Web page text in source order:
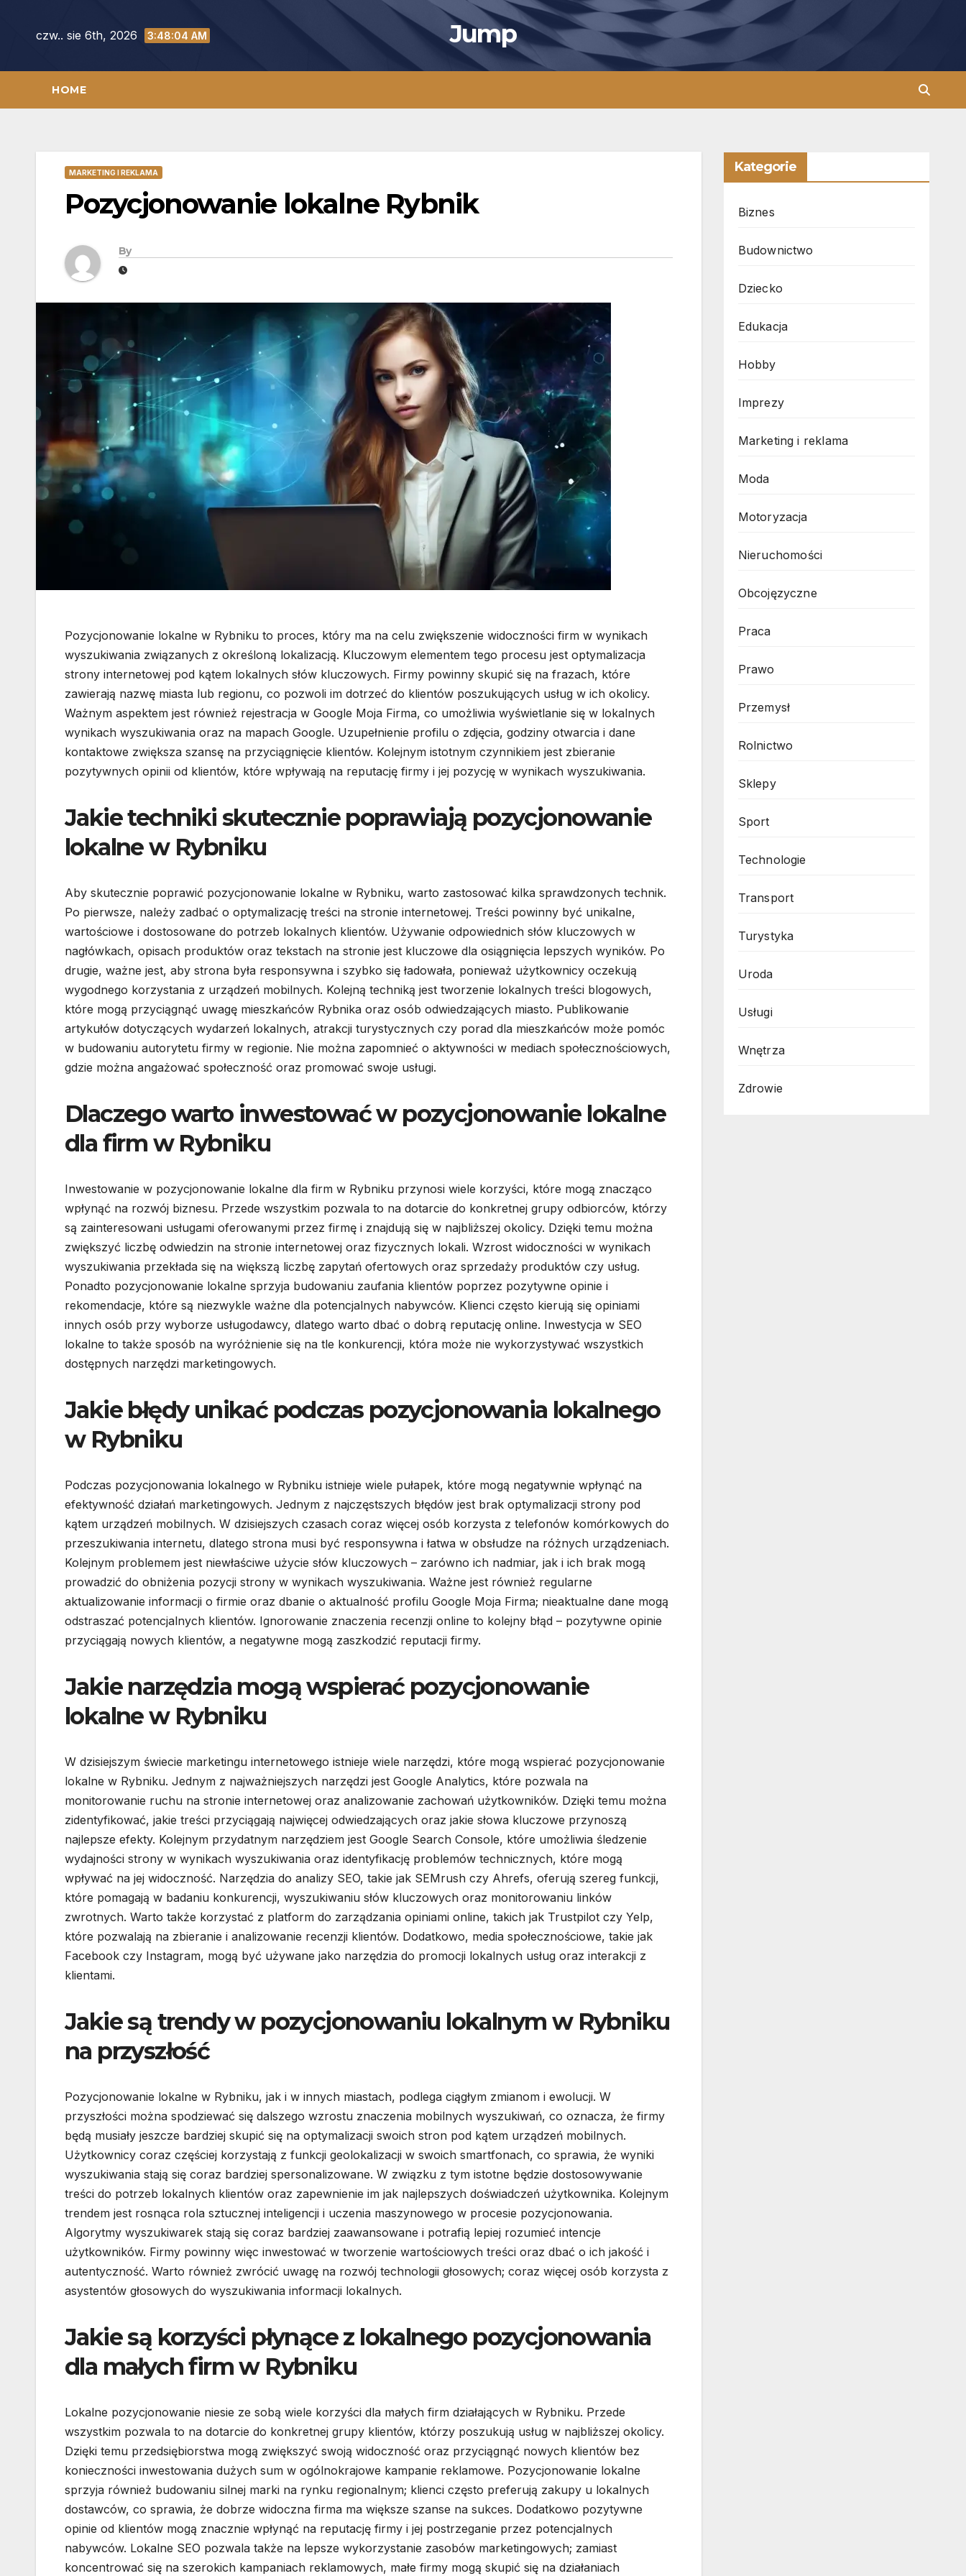
czw.. sie 6th, 2026 3:48:05 AM Jump
HOME
MARKETING I REKLAMA
Pozycjonowanie lokalne Rybnik
By
Pozycjonowanie lokalne w Rybniku to proces, który ma na celu zwiększenie widoczności firm w wynikach
wyszukiwania związanych z określoną lokalizacją. Kluczowym elementem tego procesu jest optymalizacja
strony internetowej pod kątem lokalnych słów kluczowych. Firmy powinny skupić się na frazach, które
zawierają nazwę miasta lub regionu, co pozwoli im dotrzeć do klientów poszukujących usług w ich okolicy.
Ważnym aspektem jest również rejestracja w Google Moja Firma, co umożliwia wyświetlanie się w lokalnych
wynikach wyszukiwania oraz na mapach Google. Uzupełnienie profilu o zdjęcia, godziny otwarcia i dane
kontaktowe zwiększa szansę na przyciągnięcie klientów. Kolejnym istotnym czynnikiem jest zbieranie
pozytywnych opinii od klientów, które wpływają na reputację firmy i jej pozycję w wynikach wyszukiwania.
Jakie techniki skutecznie poprawiają pozycjonowanie
lokalne w Rybniku
Aby skutecznie poprawić pozycjonowanie lokalne w Rybniku, warto zastosować kilka sprawdzonych technik.
Po pierwsze, należy zadbać o optymalizację treści na stronie internetowej. Treści powinny być unikalne,
wartościowe i dostosowane do potrzeb lokalnych klientów. Używanie odpowiednich słów kluczowych w
nagłówkach, opisach produktów oraz tekstach na stronie jest kluczowe dla osiągnięcia lepszych wyników. Po
drugie, ważne jest, aby strona była responsywna i szybko się ładowała, ponieważ użytkownicy oczekują
wygodnego korzystania z urządzeń mobilnych. Kolejną techniką jest tworzenie lokalnych treści blogowych,
które mogą przyciągnąć uwagę mieszkańców Rybnika oraz osób odwiedzających miasto. Publikowanie
artykułów dotyczących wydarzeń lokalnych, atrakcji turystycznych czy porad dla mieszkańców może pomóc
w budowaniu autorytetu firmy w regionie. Nie można zapomnieć o aktywności w mediach społecznościowych,
gdzie można angażować społeczność oraz promować swoje usługi.
Dlaczego warto inwestować w pozycjonowanie lokalne
dla firm w Rybniku
Inwestowanie w pozycjonowanie lokalne dla firm w Rybniku przynosi wiele korzyści, które mogą znacząco
wpłynąć na rozwój biznesu. Przede wszystkim pozwala to na dotarcie do konkretnej grupy odbiorców, którzy
są zainteresowani usługami oferowanymi przez firmę i znajdują się w najbliższej okolicy. Dzięki temu można
zwiększyć liczbę odwiedzin na stronie internetowej oraz fizycznych lokali. Wzrost widoczności w wynikach
wyszukiwania przekłada się na większą liczbę zapytań ofertowych oraz sprzedaży produktów czy usług.
Ponadto pozycjonowanie lokalne sprzyja budowaniu zaufania klientów poprzez pozytywne opinie i
rekomendacje, które są niezwykle ważne dla potencjalnych nabywców. Klienci często kierują się opiniami
innych osób przy wyborze usługodawcy, dlatego warto dbać o dobrą reputację online. Inwestycja w SEO
lokalne to także sposób na wyróżnienie się na tle konkurencji, która może nie wykorzystywać wszystkich
dostępnych narzędzi marketingowych.
Jakie błędy unikać podczas pozycjonowania lokalnego
w Rybniku
Podczas pozycjonowania lokalnego w Rybniku istnieje wiele pułapek, które mogą negatywnie wpłynąć na
efektywność działań marketingowych. Jednym z najczęstszych błędów jest brak optymalizacji strony pod
kątem urządzeń mobilnych. W dzisiejszych czasach coraz więcej osób korzysta z telefonów komórkowych do
przeszukiwania internetu, dlatego strona musi być responsywna i łatwa w obsłudze na różnych urządzeniach.
Kolejnym problemem jest niewłaściwe użycie słów kluczowych – zarówno ich nadmiar, jak i ich brak mogą
prowadzić do obniżenia pozycji strony w wynikach wyszukiwania. Ważne jest również regularne
aktualizowanie informacji o firmie oraz dbanie o aktualność profilu Google Moja Firma; nieaktualne dane mogą
odstraszać potencjalnych klientów. Ignorowanie znaczenia recenzji online to kolejny błąd – pozytywne opinie
przyciągają nowych klientów, a negatywne mogą zaszkodzić reputacji firmy.
Jakie narzędzia mogą wspierać pozycjonowanie
lokalne w Rybniku
W dzisiejszym świecie marketingu internetowego istnieje wiele narzędzi, które mogą wspierać pozycjonowanie
lokalne w Rybniku. Jednym z najważniejszych narzędzi jest Google Analytics, które pozwala na
monitorowanie ruchu na stronie internetowej oraz analizowanie zachowań użytkowników. Dzięki temu można
zidentyfikować, jakie treści przyciągają najwięcej odwiedzających oraz jakie słowa kluczowe przynoszą
najlepsze efekty. Kolejnym przydatnym narzędziem jest Google Search Console, które umożliwia śledzenie
wydajności strony w wynikach wyszukiwania oraz identyfikację problemów technicznych, które mogą
wpływać na jej widoczność. Narzędzia do analizy SEO, takie jak SEMrush czy Ahrefs, oferują szereg funkcji,
które pomagają w badaniu konkurencji, wyszukiwaniu słów kluczowych oraz monitorowaniu linków
zwrotnych. Warto także korzystać z platform do zarządzania opiniami online, takich jak Trustpilot czy Yelp,
które pozwalają na zbieranie i analizowanie recenzji klientów. Dodatkowo, media społecznościowe, takie jak
Facebook czy Instagram, mogą być używane jako narzędzia do promocji lokalnych usług oraz interakcji z
klientami.
Jakie są trendy w pozycjonowaniu lokalnym w Rybniku
na przyszłość
Pozycjonowanie lokalne w Rybniku, jak i w innych miastach, podlega ciągłym zmianom i ewolucji. W
przyszłości można spodziewać się dalszego wzrostu znaczenia mobilnych wyszukiwań, co oznacza, że firmy
będą musiały jeszcze bardziej skupić się na optymalizacji swoich stron pod kątem urządzeń mobilnych.
Użytkownicy coraz częściej korzystają z funkcji geolokalizacji w swoich smartfonach, co sprawia, że wyniki
wyszukiwania stają się coraz bardziej spersonalizowane. W związku z tym istotne będzie dostosowywanie
treści do potrzeb lokalnych klientów oraz zapewnienie im jak najlepszych doświadczeń użytkownika. Kolejnym
trendem jest rosnąca rola sztucznej inteligencji i uczenia maszynowego w procesie pozycjonowania.
Algorytmy wyszukiwarek stają się coraz bardziej zaawansowane i potrafią lepiej rozumieć intencje
użytkowników. Firmy powinny więc inwestować w tworzenie wartościowych treści oraz dbać o ich jakość i
autentyczność. Warto również zwrócić uwagę na rozwój technologii głosowych; coraz więcej osób korzysta z
asystentów głosowych do wyszukiwania informacji lokalnych.
Jakie są korzyści płynące z lokalnego pozycjonowania
dla małych firm w Rybniku
Lokalne pozycjonowanie niesie ze sobą wiele korzyści dla małych firm działających w Rybniku. Przede
wszystkim pozwala to na dotarcie do konkretnej grupy klientów, którzy poszukują usług w najbliższej okolicy.
Dzięki temu przedsiębiorstwa mogą zwiększyć swoją widoczność oraz przyciągnąć nowych klientów bez
konieczności inwestowania dużych sum w ogólnokrajowe kampanie reklamowe. Pozycjonowanie lokalne
sprzyja również budowaniu silnej marki na rynku regionalnym; klienci często preferują zakupy u lokalnych
dostawców, co sprawia, że dobrze widoczna firma ma większe szanse na sukces. Dodatkowo pozytywne
opinie od klientów mogą znacznie wpłynąć na reputację firmy i jej postrzeganie przez potencjalnych
nabywców. Lokalne SEO pozwala także na lepsze wykorzystanie zasobów marketingowych; zamiast
koncentrować się na szerokich kampaniach reklamowych, małe firmy mogą skupić się na działaniach
Kategorie
Biznes
Budownictwo
Dziecko
Edukacja
Hobby
Imprezy
Marketing i reklama
Moda
Motoryzacja
Nieruchomości
Obcojęzyczne
Praca
Prawo
Przemysł
Rolnictwo
Sklepy
Sport
Technologie
Transport
Turystyka
Uroda
Usługi
Wnętrza
Zdrowie